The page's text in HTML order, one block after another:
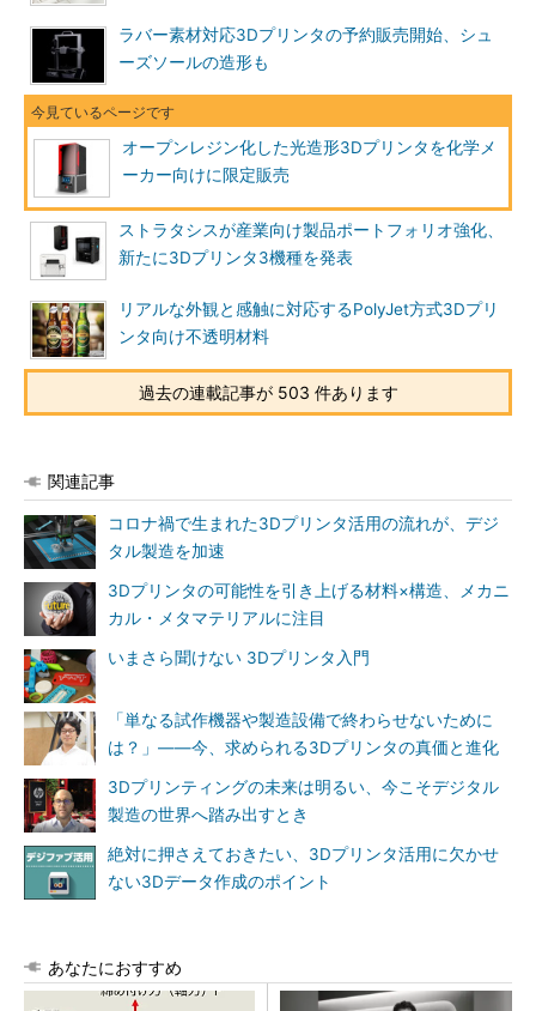
ラバー素材対応3Dプリンタの予約販売開始、シュ
ーズソールの造形も
オープンレジン化した光造形3Dプリンタを化学メ
ーカー向けに限定販売
ストラタシスが産業向け製品ポートフォリオ強化、
新たに3Dプリンタ3機種を発表
リアルな外観と感触に対応するPolyJet方式3Dプリ
ンタ向け不透明材料
過去の連載記事が 503 件あります
関連記事
コロナ禍で生まれた3Dプリンタ活用の流れが、デジ
タル製造を加速
3Dプリンタの可能性を引き上げる材料×構造、メカニ
カル・メタマテリアルに注目
いまさら聞けない 3Dプリンタ入門
「単なる試作機器や製造設備で終わらせないために
は？」――今、求められる3Dプリンタの真価と進化
3Dプリンティングの未来は明るい、今こそデジタル
製造の世界へ踏み出すとき
絶対に押さえておきたい、3Dプリンタ活用に欠かせ
ない3Dデータ作成のポイント
あなたにおすすめ